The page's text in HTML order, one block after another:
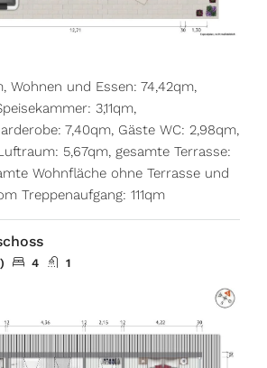
Wohnen und Essen: 74,42qm,
3,11qm,
7,40qm, Gäste WC: 2,98qm,
5,67qm, gesamte Terrasse:
Wohnfläche ohne Terrasse und
Treppenaufgang: 111qm
4 1